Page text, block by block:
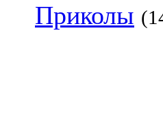
Приколы